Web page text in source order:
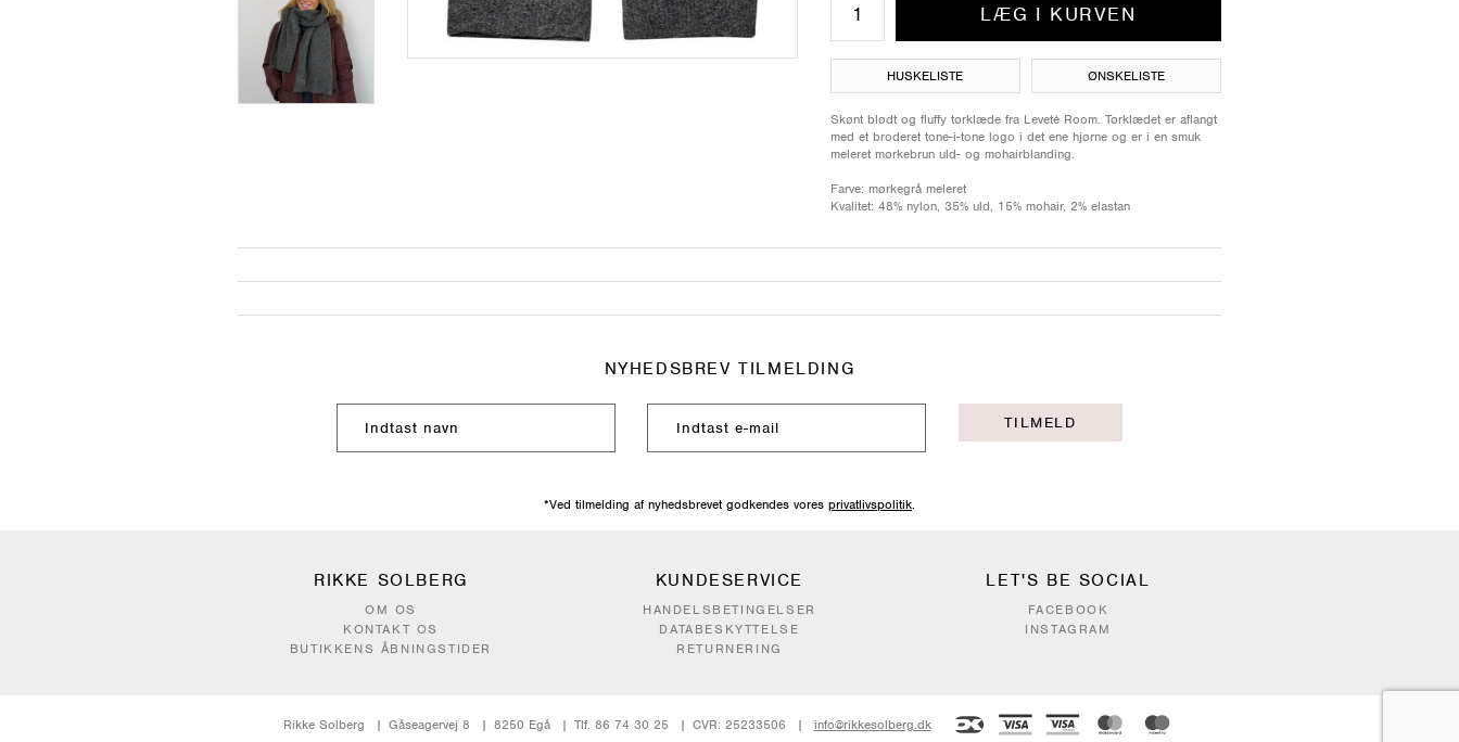
LÆG I KURVEN
HUSKELISTE ØNSKELISTE
Skønt blødt og fluffy tørklæde fra Leveté Room. Tørklædet er aflangt
med et broderet tone-i-tone logo i det ene hjørne og er i en smuk
meleret mørkebrun uld- og mohairblanding.
Farve: mørkegrå meleret
Kvalitet: 48% nylon, 35% uld, 15% mohair, 2% elastan
NYHEDSBREV TILMELDING
TILMELD
*Ved tilmelding af nyhedsbrevet godkendes vores privatlivspolitik.
RIKKE SOLBERG
OM OS
KONTAKT OS
BUTIKKENS ÅBNINGSTIDER
KUNDESERVICE
HANDELSBETINGELSER
DATABESKYTTELSE
RETURNERING
LET'S BE SOCIAL
FACEBOOK
INSTAGRAM
Rikke Solberg Gåseagervej 8 8250 Egå Tlf. 86 74 30 25 CVR: 25233506 info@rikkesolberg.dk